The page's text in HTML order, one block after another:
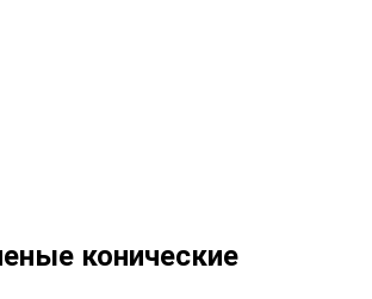
конические